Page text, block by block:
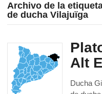
Archivo de la
de ducha Vilajuïga
Alt
Ducha